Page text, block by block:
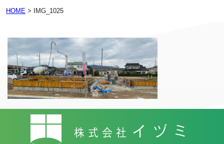
お問い合わせ
HOME > IMG_1025
株式会社 イヅミ